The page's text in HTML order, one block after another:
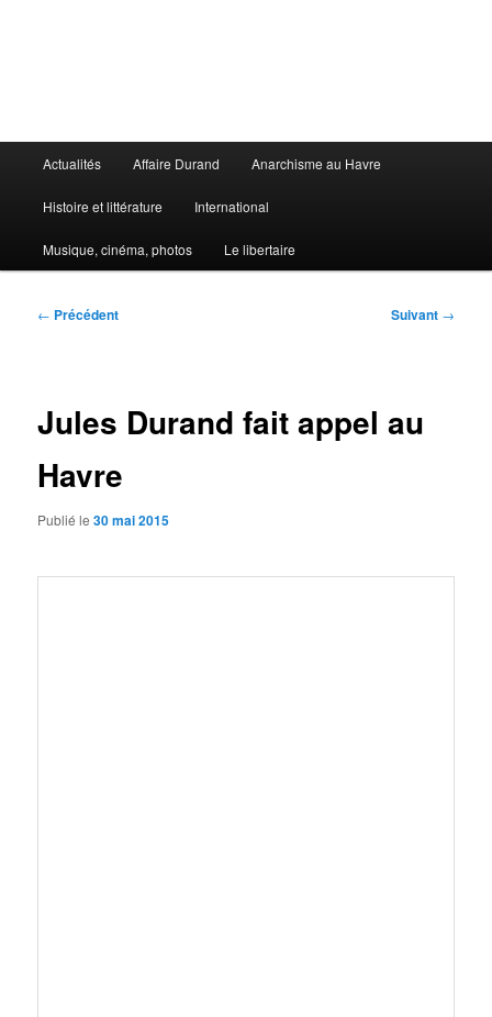
principal
Actualités Affaire Durand Anarchisme au Havre
Histoire et littérature International
Musique, cinéma, photos Le libertaire
Navigation
← Précédent Suivant →
Jules Durand fait appel au
Havre
Publié le30 mai 2015